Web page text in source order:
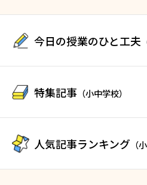
今日の授業のひと工夫
特集記事 （小中学校）
人気記事ランキング （